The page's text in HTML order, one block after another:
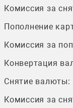
Комиссия за
Пополнение
Комиссия за
Конвертация
Снятие валюты:
Комиссия за